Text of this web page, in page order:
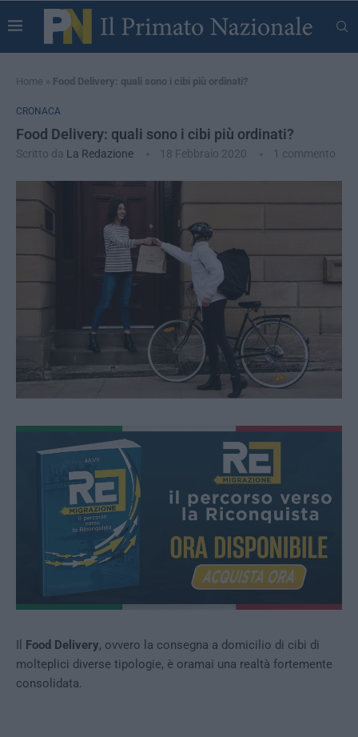
Home » Food Delivery: quali sono i cibi più ordinati?
CRONACA
Food Delivery: quali sono i cibi più ordinati?
Scritto da La Redazione 18 Febbraio 2020 1 commento
Food Delivery, ovvero la consegna a domicilio di cibi di
molteplici diverse tipologie, è oramai una realtà fortemente
consolidata.